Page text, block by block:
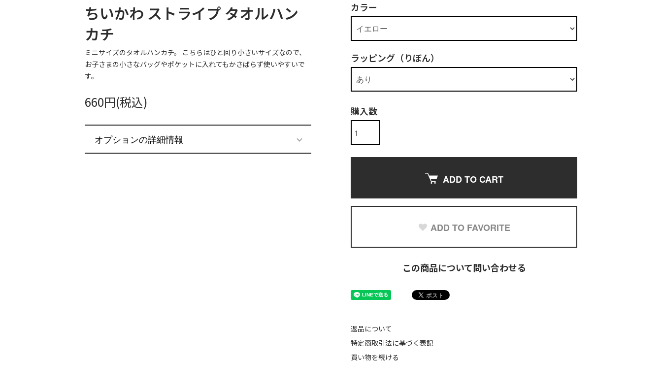
ちいかわ ストライプ タオルハン
カチ
ミニサイズのタオルハンカチ。 こちらはひと回り小さいサイズなので、
お子さまの小さなバッグやポケットに入れてもかさばらず使いやすいで
す。
660円(税込)
オプションの詳細情報
カラー
ラッピング（りぼん）
購入数
ADD TO CART
ADD TO FAVORITE
この商品について問い合わせる
返品について
特定商取引法に基づく表記
買い物を続ける